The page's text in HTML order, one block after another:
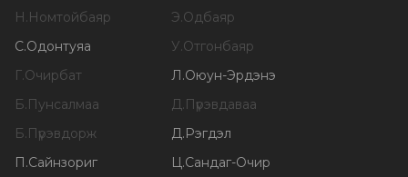
Н.Номтойбаяр Э.Одбаяр
С.Одонтуяа У.Отгонбаяр
Г.Очирбат Л.Оюун-Эрдэнэ
Б.Пунсалмаа Д.Пүрэвдаваа
Б.Пүрэвдорж Д.Рэгдэл
П.Сайнзориг Ц.Сандаг-Очир